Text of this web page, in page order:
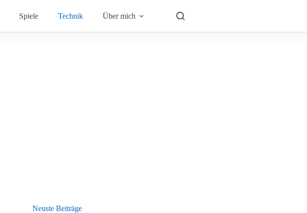
Spiele Technik Über mich
Neuste Beiträge